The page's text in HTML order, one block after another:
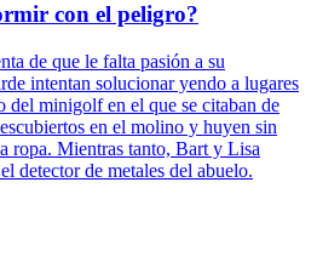
con el peligro?
de que le falta pasión a su
intentan solucionar yendo a lugares
minigolf en el que se citaban de
en el molino y huyen sin
ropa. Mientras tanto, Bart y Lisa
detector de metales del abuelo.